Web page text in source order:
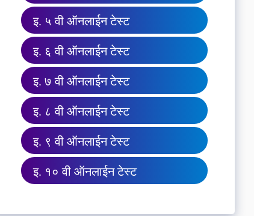
इ. ५ वी ऑनलाईन टेस्ट
इ. ६ वी ऑनलाईन टेस्ट
इ. ७ वी ऑनलाईन टेस्ट
इ. ८ वी ऑनलाईन टेस्ट
इ. ९ वी ऑनलाईन टेस्ट
इ. १० वी ऑनलाईन टेस्ट